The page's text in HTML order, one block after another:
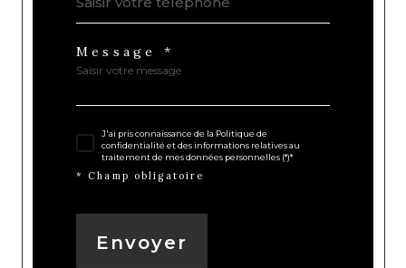
Message *
J'ai pris connaissance de la Politique de
confidentialité et des informations relatives au
traitement de mes données personnelles (*)*
* Champ obligatoire
Envoyer